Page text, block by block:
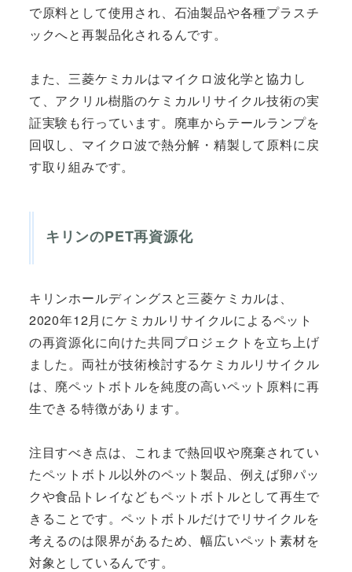
で原料として使用され、石油製品や各種プラスチ
ックへと再製品化されるんです。
また、三菱ケミカルはマイクロ波化学と協力し
て、アクリル樹脂のケミカルリサイクル技術の実
証実験も行っています。廃車からテールランプを
回収し、マイクロ波で熱分解・精製して原料に戻
す取り組みです。
キリンのPET再資源化
キリンホールディングスと三菱ケミカルは、
2020年12月にケミカルリサイクルによるペット
の再資源化に向けた共同プロジェクトを立ち上げ
ました。両社が技術検討するケミカルリサイクル
は、廃ペットボトルを純度の高いペット原料に再
生できる特徴があります。
注目すべき点は、これまで熱回収や廃棄されてい
たペットボトル以外のペット製品、例えば卵パッ
クや食品トレイなどもペットボトルとして再生で
きることです。ペットボトルだけでリサイクルを
考えるのは限界があるため、幅広いペット素材を
対象としているんです。